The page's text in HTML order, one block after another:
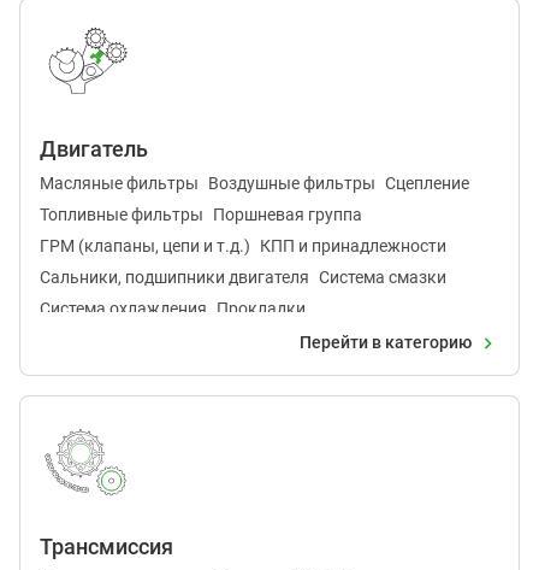
Двигатель
Масляные фильтры Воздушные фильтры Сцепление
Топливные фильтры
Поршневая группа
ГРМ (клапаны, цепи и т.д.)
КПП и принадлежности
Сальники, подшипники двигателя Система смазки
Система охлаждения
Прокладки
Крышки двигателя
Перейти в категорию
Трансмиссия